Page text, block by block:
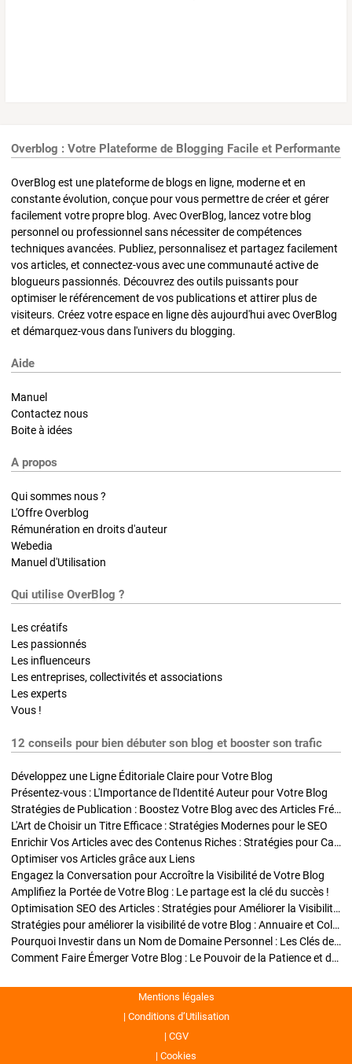
Overblog : Votre Plateforme de Blogging Facile et Performante
OverBlog est une plateforme de blogs en ligne, moderne et en
constante évolution, conçue pour vous permettre de créer et gérer
facilement votre propre blog. Avec OverBlog, lancez votre blog
personnel ou professionnel sans nécessiter de compétences
techniques avancées. Publiez, personnalisez et partagez facilement
vos articles, et connectez-vous avec une communauté active de
blogueurs passionnés. Découvrez des outils puissants pour
optimiser le référencement de vos publications et attirer plus de
visiteurs. Créez votre espace en ligne dès aujourd'hui avec OverBlog
et démarquez-vous dans l'univers du blogging.
Aide
Manuel
Contactez nous
Boite à idées
A propos
Qui sommes nous ?
L'Offre Overblog
Rémunération en droits d'auteur
Webedia
Manuel d'Utilisation
Qui utilise OverBlog ?
Les créatifs
Les passionnés
Les influenceurs
Les entreprises, collectivités et associations
Les experts
Vous !
12 conseils pour bien débuter son blog et booster son trafic
Développez une Ligne Éditoriale Claire pour Votre Blog
Présentez-vous : L'Importance de l'Identité Auteur pour Votre Blog
Stratégies de Publication : Boostez Votre Blog avec des Articles Fréquents et Exclusifs
L'Art de Choisir un Titre Efficace : Stratégies Modernes pour le SEO
Enrichir Vos Articles avec des Contenus Riches : Stratégies pour Captiver et Optimiser
Optimiser vos Articles grâce aux Liens
Engagez la Conversation pour Accroître la Visibilité de Votre Blog
Amplifiez la Portée de Votre Blog : Le partage est la clé du succès !
Optimisation SEO des Articles : Stratégies pour Améliorer la Visibilité de Votre Blog
Stratégies pour améliorer la visibilité de votre Blog : Annuaire et Collaborations
Pourquoi Investir dans un Nom de Domaine Personnel : Les Clés de la Réussite de Votre Blog
Comment Faire Émerger Votre Blog : Le Pouvoir de la Patience et de la Persévérance
Mentions légales
Conditions d’Utilisation
CGV
Cookies